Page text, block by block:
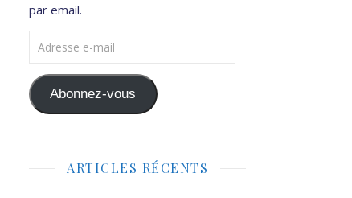
par email.
Adresse e-mail
Abonnez-vous
ARTICLES RÉCENTS